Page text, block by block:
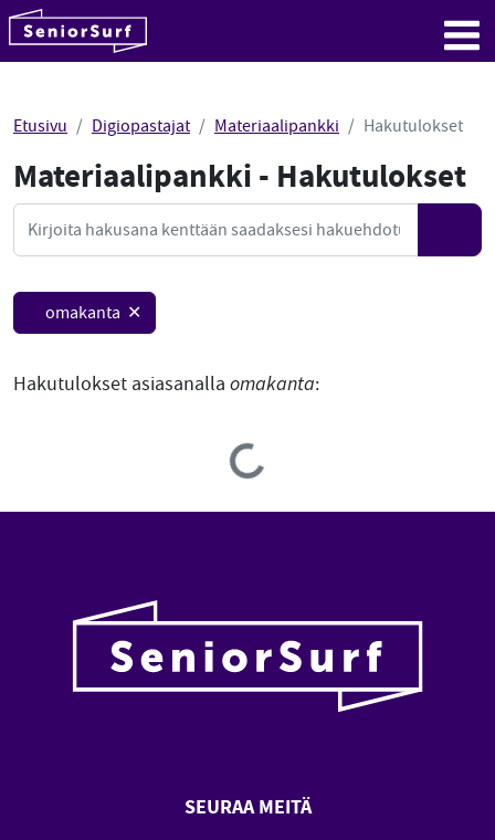
Hyppää sisältöön
Etusivu Digiopastajat Materiaalipankki Hakutulokset
Materiaalipankki - Hakutulokset
Haku
Hae
omakanta ✕
Hakutulokset asiasanalla omakanta:
Loading...
SEURAA MEITÄ